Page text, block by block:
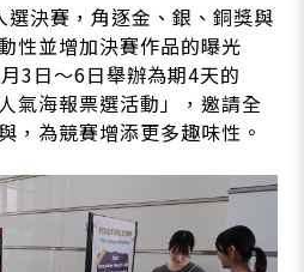
決賽，角逐金、銀、銅獎與
性並增加決賽作品的曝光
3日～6日舉辦為期4天的
氣海報票選活動」，邀請全
，為競賽增添更多趣味性。